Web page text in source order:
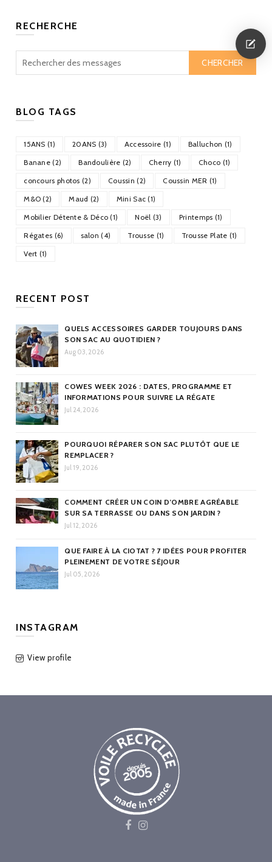
RECHERCHE
CHERCHER
BLOG TAGS
15ANS (1) 20ANS (3) Accessoire (1)
Balluchon (1)
Banane (2)
Bandoulière (2) Cherry (1)
Choco (1)
concours photos (2)
Coussin (2)
Coussin MER (1)
M&O (2)
Maud (2)
Mini Sac (1)
Mobilier Détente & Déco (1)
Noël (3)
Printemps (1)
Régates (6)
salon (4) Trousse (1)
Trousse Plate (1)
Vert (1)
RECENT POST
QUELS ACCESSOIRES GARDER TOUJOURS DANS
SON SAC AU QUOTIDIEN ?
Aug 03, 2026
COWES WEEK 2026 : DATES, PROGRAMME ET
INFORMATIONS POUR SUIVRE LA RÉGATE
Jul 24, 2026
POURQUOI RÉPARER SON SAC PLUTÔT QUE LE
REMPLACER ?
Jul 19, 2026
COMMENT CRÉER UN COIN D’OMBRE AGRÉABLE
SUR SA TERRASSE OU DANS SON JARDIN ?
Jul 12, 2026
QUE FAIRE À LA CIOTAT ? 7 IDÉES POUR PROFITER
PLEINEMENT DE VOTRE SÉJOUR
Jul 05, 2026
INSTAGRAM
View profile